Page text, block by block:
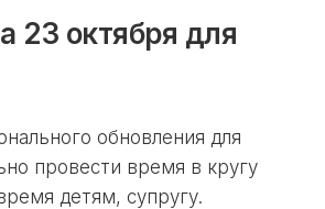
23 октября для
обновления для
провести время в кругу
детям, супругу.